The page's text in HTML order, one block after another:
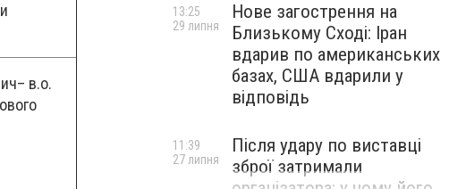
в.о.
Нове загострення на
Близькому Сході: Іран
вдарив по американських
базах, США вдарили у
відповідь
13:25
29 липня
Після удару по виставці
зброї затримали
11:39
27 липня